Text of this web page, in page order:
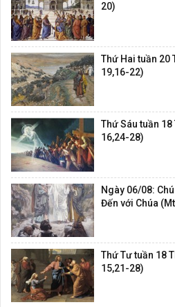
20)
Thứ Hai tuần 20
19,16-22)
Thứ Sáu tuần
16,24-28)
Ngày 06/08:
Đến với Chúa
Thứ Tư tuần 18
15,21-28)